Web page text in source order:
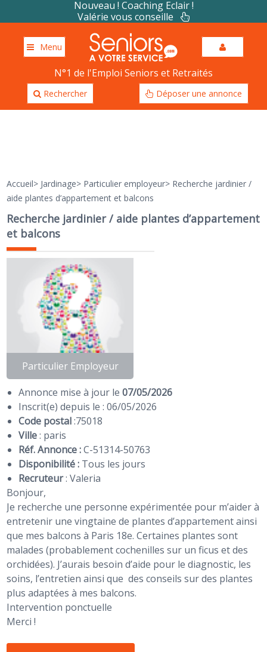
Nouveau ! Coaching Eclair !
Valérie vous conseille
Menu
N°1 de l'Emploi Seniors et Retraités
Rechercher Déposer une annonce
Accueil> Jardinage> Particulier employeur> Recherche jardinier /
aide plantes d’appartement et balcons
Recherche jardinier / aide plantes d’appartement
et balcons
Particulier Employeur
Annonce mise à jour le07/05/2026
Inscrit(e) depuis le : 06/05/2026
Code postal:75018
Ville: paris
Réf. Annonce :C-51314-50763
Disponibilité : Tous les jours
Recruteur:Valeria
Bonjour,
Je recherche une personne expérimentée pour m’aider à
entretenir une vingtaine de plantes d’appartement ainsi
que mes balcons à Paris 18e. Certaines plantes sont
malades (probablement cochenilles sur un ficus et des
orchidées). J’aurais besoin d’aide pour le diagnostic, les
soins, l’entretien ainsi que des conseils sur des plantes
plus adaptées à mes balcons.
Intervention ponctuelle
Merci !